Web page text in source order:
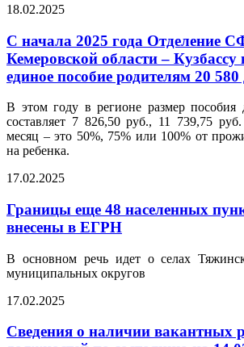
18.02.2025
С начала 2025 года Отделение
Кемеровской области – Кузбассу
единое пособие родителям 20 580
В этом году в регионе размер пособия
составляет 7 826,50 руб., 11 739,75
месяц – это 50%, 75% или 100% от
на ребенка.
17.02.2025
Границы еще 48 населенных
внесены в ЕГРН
В основном речь идет о селах
муниципальных округов
17.02.2025
Сведения о наличии вакантных